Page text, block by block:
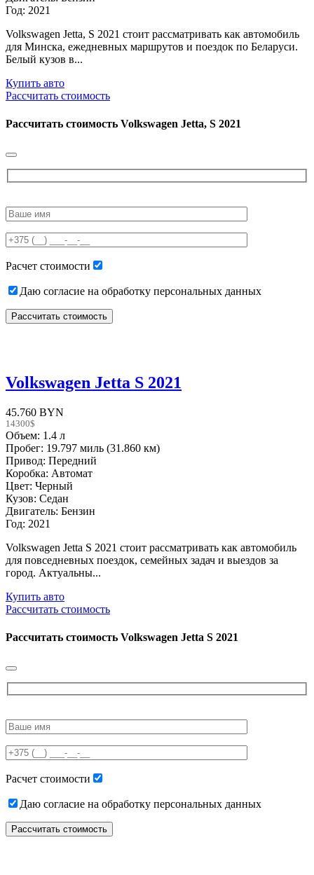
Год: 2021
Volkswagen Jetta, S 2021 стоит рассматривать как автомобиль
для Минска, ежедневных маршрутов и поездок по Беларуси.
Белый кузов в...
Купить авто
Рассчитать стоимость
Рассчитать стоимость Volkswagen Jetta, S 2021
leave
field
empty.
Расчет стоимости
Даю согласие на обработку персональных данных
Volkswagen Jetta S 2021
45.760 BYN
14300$
Объем: 1.4 л
Пробег: 19.797 миль (31.860 км)
Привод: Передний
Коробка: Автомат
Цвет: Черный
Кузов: Седан
Двигатель: Бензин
Год: 2021
Volkswagen Jetta S 2021 стоит рассматривать как автомобиль
для повседневных поездок, семейных задач и выездов за
город. Актуальны...
Купить авто
Рассчитать стоимость
Рассчитать стоимость Volkswagen Jetta S 2021
leave
field
Расчет стоимости
Даю согласие на обработку персональных данных